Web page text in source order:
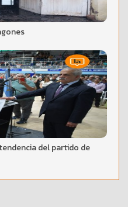
del partido de